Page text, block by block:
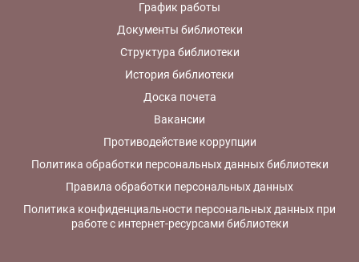
График работы
Документы библиотеки
Структура библиотеки
История библиотеки
Доска почета
Вакансии
Противодействие коррупции
Политика обработки персональных данных библиотеки
Правила обработки персональных данных
Политика конфиденциальности персональных данных при
работе с интернет-ресурсами библиотеки